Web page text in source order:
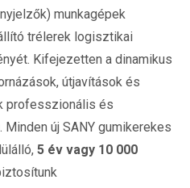
munkagépek
trélerek logisztikai
Kifejezetten a dinamikus
útjavítások és
professzionális és
új SANY gumikerekes
5 év vagy 10 000